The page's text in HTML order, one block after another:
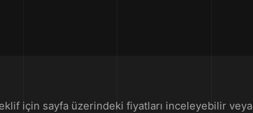
için sayfa üzerindeki fiyatları inceleyebilir veya